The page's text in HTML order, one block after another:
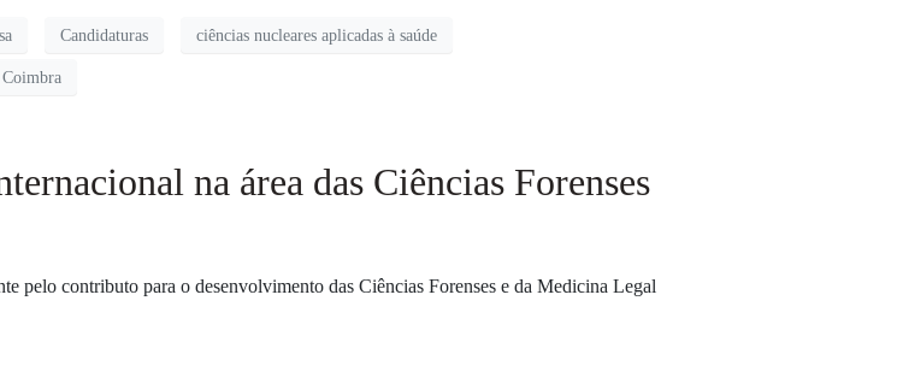
Candidaturas ciências nucleares aplicadas à saúde
na área das Ciências Forenses
pelo contributo para o desenvolvimento das Ciências Forenses e da Medicina Legal